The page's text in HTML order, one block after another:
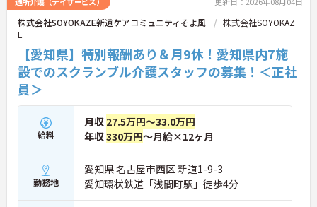
株式会社SOYOKAZE新道ケアコミュニティそよ風
株式会社SOYOKAZ
E
【愛知県】特別報酬あり＆月9休！愛知県内7施
設でのスクランブル介護スタッフの募集！＜正社
員＞
給料
月収 27.5万円～33.0万円
年収330万円～月給×12ヶ月
勤務地
愛知県 名古屋市西区 新道1-9-3
愛知環状鉄道「浅間町駅」徒歩4分